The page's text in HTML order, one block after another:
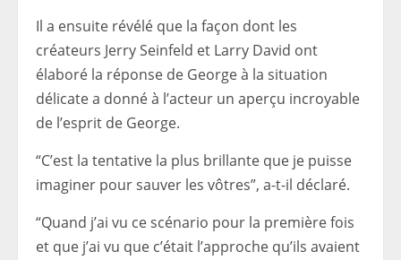
Il a ensuite révélé que la façon dont les
créateurs Jerry Seinfeld et Larry David ont
élaboré la réponse de George à la situation
délicate a donné à l’acteur un aperçu incroyable
de l’esprit de George.
“C’est la tentative la plus brillante que je puisse
imaginer pour sauver les vôtres”, a-t-il déclaré.
“Quand j’ai vu ce scénario pour la première fois
et que j’ai vu que c’était l’approche qu’ils avaient